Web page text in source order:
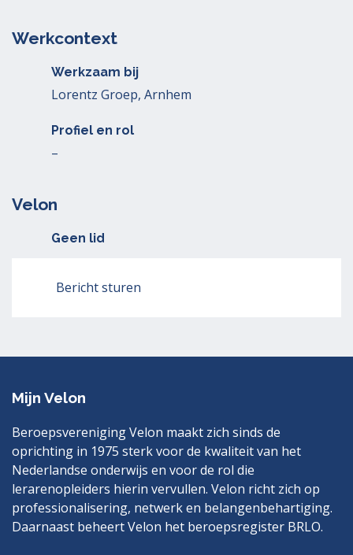
Werkcontext
Werkzaam bij
Lorentz Groep, Arnhem
Profiel en rol
–
Velon
Geen lid
Bericht sturen
Mijn Velon
Beroepsvereniging Velon maakt zich sinds de
oprichting in 1975 sterk voor de kwaliteit van het
Nederlandse onderwijs en voor de rol die
lerarenopleiders hierin vervullen. Velon richt zich op
professionalisering, netwerk en belangenbehartiging.
Daarnaast beheert Velon het beroepsregister BRLO.